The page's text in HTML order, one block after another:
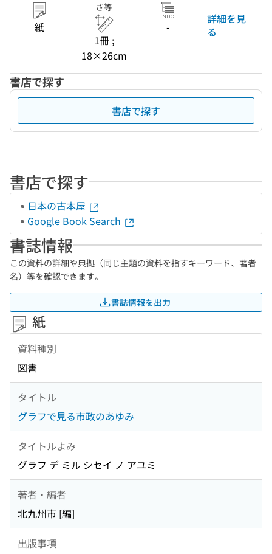
紙
さ等
1冊 ;
18×26cm
-
詳細を見
る
書店で探す
書店で探す
書店で探す
日本の古本屋
Google Book Search
書誌情報
この資料の詳細や典拠（同じ主題の資料を指すキーワード、著者
名）等を確認できます。
書誌情報を出力
紙
資料種別
図書
タイトル
グラフで見る市政のあゆみ
タイトルよみ
グラフ デ ミル シセイ ノ アユミ
著者・編者
北九州市 [編]
出版事項